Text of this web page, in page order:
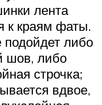
лента
к краям фаты.
подойдет либо
шов, либо
строчка;
вдвое,